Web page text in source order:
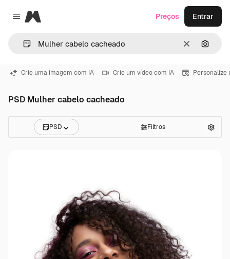
Close menu
Magnific
Limpar
Preços Entrar
Crie uma imagem com IA Crie um vídeo com IA Personalize
PSD Mulher cabelo cacheado
PSD Filtros